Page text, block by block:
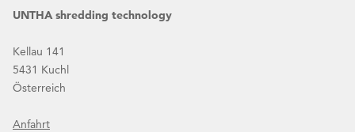
UNTHA shredding technology
Kellau 141
5431 Kuchl
Österreich
Anfahrt